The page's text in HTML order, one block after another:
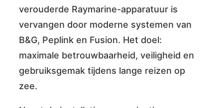
verouderde Raymarine-apparatuur is
vervangen door moderne systemen van
B&G, Peplink en Fusion. Het doel:
maximale betrouwbaarheid, veiligheid en
gebruiksgemak tijdens lange reizen op
zee.